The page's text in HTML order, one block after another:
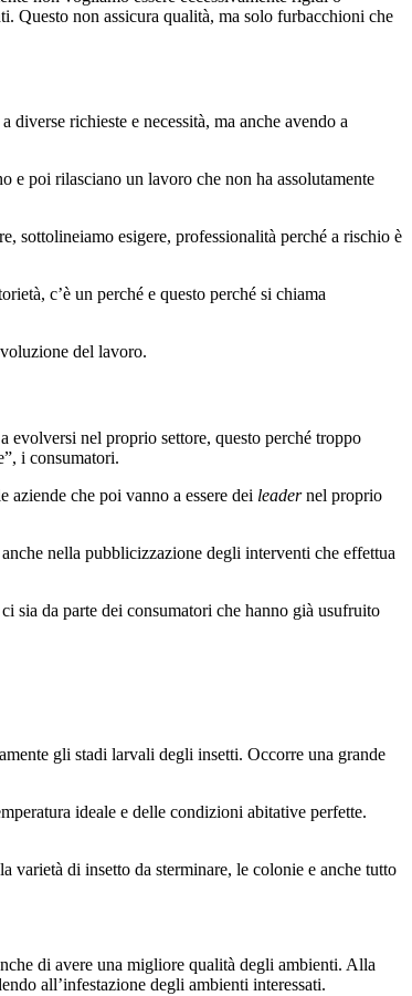
Questo non assicura qualità, ma solo furbacchioni che
richieste e necessità, ma anche avendo a
e poi rilasciano un lavoro che non ha assolutamente
sottolineiamo esigere, professionalità perché a rischio è
c’è un perché e questo perché si chiama
del lavoro.
evolversi nel proprio settore, questo perché troppo
i consumatori.
che poi vanno a essere dei leadernel proprio
nella pubblicizzazione degli interventi che effettua
sia da parte dei consumatori che hanno già usufruito
gli stadi larvali degli insetti. Occorre una grande
ideale e delle condizioni abitative perfette.
varietà di insetto da sterminare, le colonie e anche tutto
di avere una migliore qualità degli ambienti. Alla
all’infestazione degli ambienti interessati.